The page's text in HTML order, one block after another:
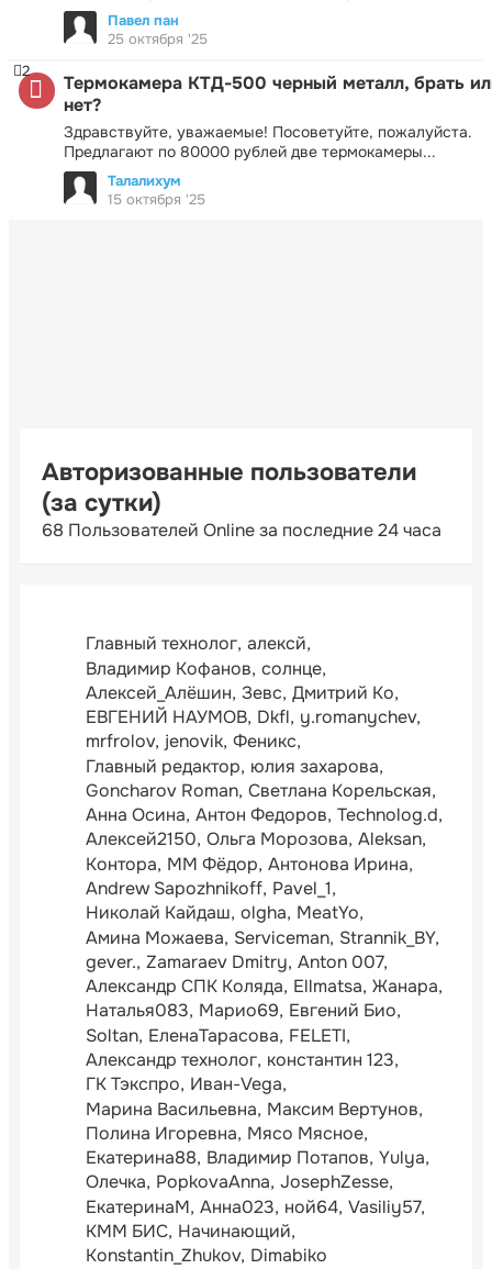
Павел пан
25 октября '25
Термокамера КТД-500 черный металл, брать
нет?
Здравствуйте, уважаемые! Посоветуйте, пожалуйста.
Предлагают по 80000 рублей две термокамеры...
2
Талалихум
15 октября '25
Авторизованные пользователи
(за сутки)
68 Пользователей Online за последние 24 часа
Главный технолог алексй
Владимир Кофанов солнце
Алексей_Алёшин Зевс Дмитрий Ко
ЕВГЕНИЙ НАУМОВ Dkfl y.romanychev
mrfrolov jenovik Феникс
Главный редактор юлия захарова
Goncharov Roman Светлана Корельская
Анна Осина Антон Федоров Technolog.d
Алексей2150 Ольга Морозова Aleksan
Контора ММ Фёдор Антонова Ирина
Andrew Sapozhnikoff Pavel_1
Николай Кайдаш olgha MeatYo
Амина Можаева Serviceman Strannik_BY
gever. Zamaraev Dmitry Anton 007
Александр СПК Коляда Ellmatsa Жанара
Наталья083 Марио69 Евгений Био
Soltan ЕленаТарасова FELETI
Александр технолог константин 123
ГК Тэкспро Иван-Vega
Марина Васильевна Максим Вертунов
Полина Игоревна Мясо Мясное
Екатерина88 Владимир Потапов Yulya
Олечка PopkovaAnna JosephZesse
ЕкатеринаМ Анна023 ной64 Vasiliy57
КММ БИС Начинающий
Konstantin_Zhukov Dimabiko